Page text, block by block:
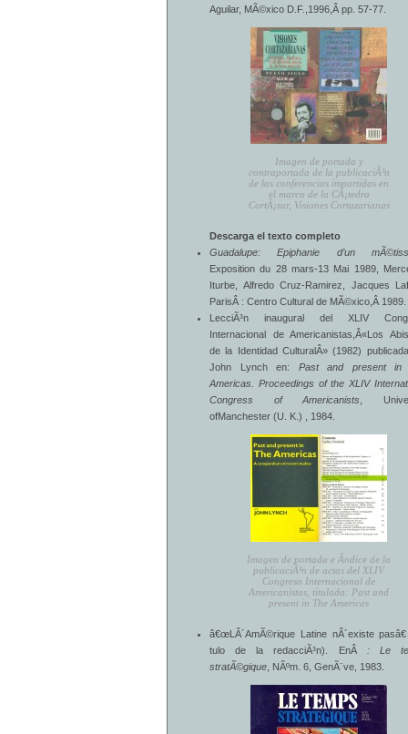
Aguilar, MÃ©xico D.F.,1996,Â pp. 57-77.
Imagen de portada y
contraportada de la publicaciÃ³n
de las conferencias impartidas en
el marco de la CÃ¡tedra
CortÃ¡zar, Visiones Cortazarianas
Descarga el texto completo
Guadalupe: Epiphanie d’un
Exposition du 28 mars-13 Mai 1989,
Iturbe, Alfredo Cruz-Ramirez, Jacques
ParisÂ : Centro Cultural de MÃ©xico,Â 1989.
LecciÃ³n inaugural del XLIV
Internacional de Americanistas,Â«Los
de la Identidad CulturalÂ» (1982)
John Lynch en: Past and present in
Americas. Proceedings of the XLIV
Congress of Americanists
,
ofManchester (U. K.) , 1984.
Imagen de portada e Ã­ndice de la
publicaciÃ³n de actas del XLIV
Congreso Internacional de
Americanistas, titulada: Past and
present in The Americas
â€œLÂ´AmÃ©rique Latine nÂ´existe
tulo de la redacciÃ³n). EnÂ
: Le
stratÃ©gique , NÃºm. 6, GenÃ¨ve, 1983.